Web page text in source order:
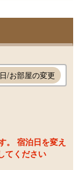
所あるので、
わりの寝具を
露天風呂から
げられます。
/お部屋の変更
。 宿泊日を変え
てください